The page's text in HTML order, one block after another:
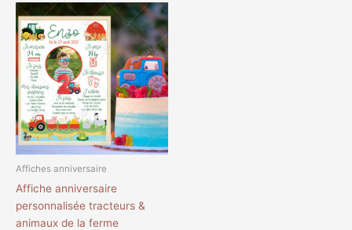
Affiches anniversaire
Affiche anniversaire
personnalisée tracteurs &
animaux de la ferme
Plage
de
prix :
9,99€
à
35,99€
Ce
produit
a
plusieurs
variations.
Les
options
peuvent
être